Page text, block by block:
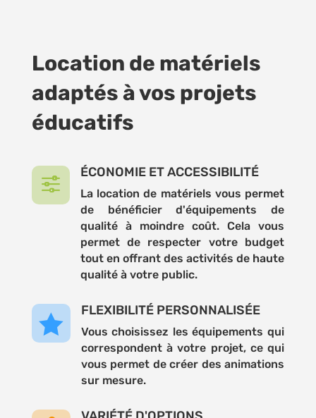
Location de matériels
adaptés à vos projets
éducatifs
f
ÉCONOMIE ET ACCESSIBILITÉ
La location de matériels vous permet
de bénéficier d'équipements de
qualité à moindre coût. Cela vous
permet de respecter votre budget
tout en offrant des activités de haute
qualité à votre public.

FLEXIBILITÉ PERSONNALISÉE
Vous choisissez les équipements qui
correspondent à votre projet, ce qui
vous permet de créer des animations
sur mesure.